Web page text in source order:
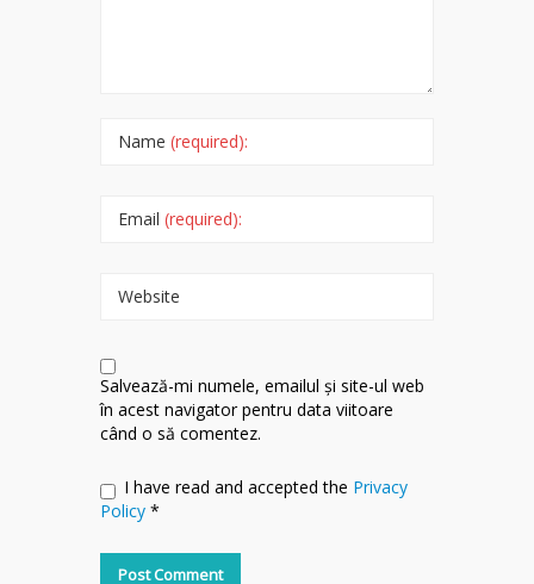
Name (required):
Email (required):
Website
Salvează-mi numele, emailul și site-ul web
în acest navigator pentru data viitoare
când o să comentez.
I have read and accepted the Privacy
Policy *